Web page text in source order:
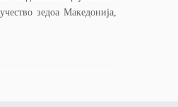
зедоа Македонија,